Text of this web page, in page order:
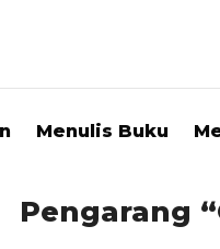
Menulis Buku
Pengarang